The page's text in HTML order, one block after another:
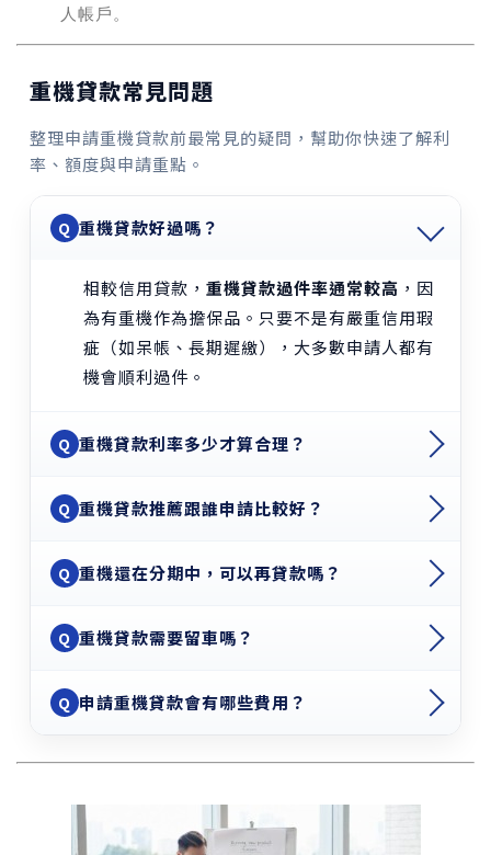
人帳戶。
重機貸款常見問題
整理申請重機貸款前最常見的疑問，幫助你快速了解利
率、額度與申請重點。
Q 重機貸款好過嗎？
相較信用貸款， 重機貸款過件率通常較高 ，因
為有重機作為擔保品。只要不是有嚴重信用瑕
疵（如呆帳、長期遲繳），大多數申請人都有
機會順利過件。
Q 重機貸款利率多少才算合理？
Q 重機貸款推薦跟誰申請比較好？
Q 重機還在分期中，可以再貸款嗎？
Q 重機貸款需要留車嗎？
Q 申請重機貸款會有哪些費用？